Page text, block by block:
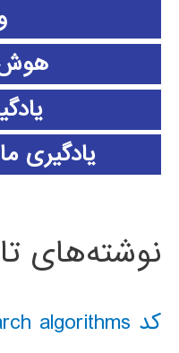
یادگیری
نوشته‌های
کد classical AI search algorithms